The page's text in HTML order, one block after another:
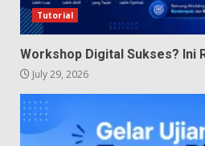
Tutorial
Workshop Digital Sukses? Ini
July 29, 2026